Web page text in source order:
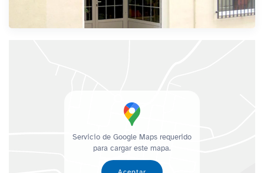
Servicio de Google Maps requerido
para cargar este mapa.